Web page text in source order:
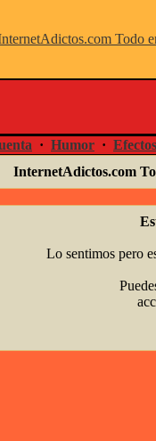
· Humor ·
InternetAdictos.com
Lo sentimos pero